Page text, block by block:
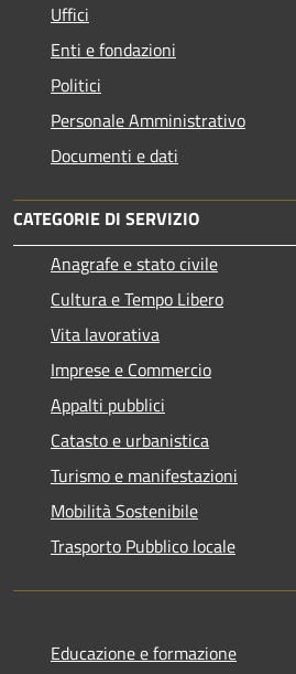
Uffici
Enti e fondazioni
Politici
Personale Amministrativo
Documenti e dati
CATEGORIE DI SERVIZIO
Anagrafe e stato civile
Cultura e Tempo Libero
Vita lavorativa
Imprese e Commercio
Appalti pubblici
Catasto e urbanistica
Turismo e manifestazioni
Mobilità Sostenibile
Trasporto Pubblico locale
Educazione e formazione